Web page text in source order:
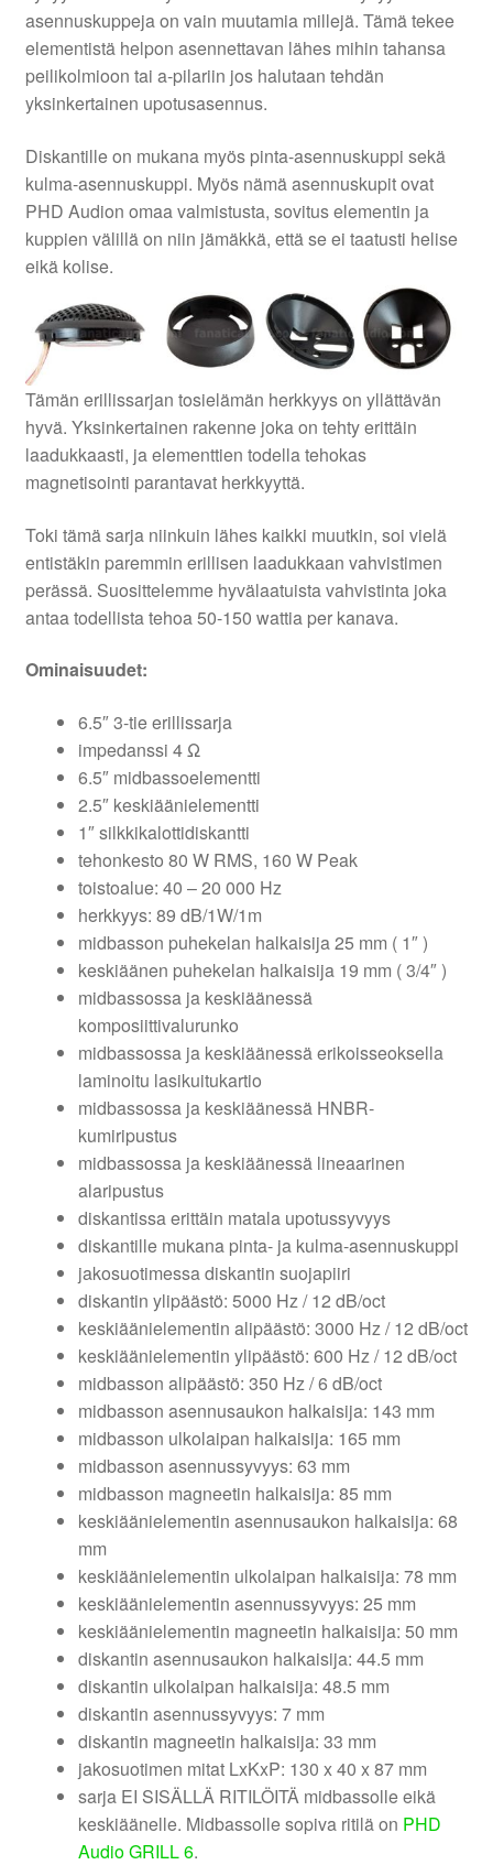
asennuskuppeja on vain muutamia millejä. Tämä tekee
elementistä helpon asennettavan lähes mihin tahansa
peilikolmioon tai a-pilariin jos halutaan tehdän
yksinkertainen upotusasennus.
Diskantille on mukana myös pinta-asennuskuppi sekä
kulma-asennuskuppi. Myös nämä asennuskupit ovat
PHD Audion omaa valmistusta, sovitus elementin ja
kuppien välillä on niin jämäkkä, että se ei taatusti helise
eikä kolise.
Tämän erillissarjan tosielämän herkkyys on yllättävän
hyvä. Yksinkertainen rakenne joka on tehty erittäin
laadukkaasti, ja elementtien todella tehokas
magnetisointi parantavat herkkyyttä.
Toki tämä sarja niinkuin lähes kaikki muutkin, soi vielä
entistäkin paremmin erillisen laadukkaan vahvistimen
perässä. Suosittelemme hyvälaatuista vahvistinta joka
antaa todellista tehoa 50-150 wattia per kanava.
Ominaisuudet:
6.5″ 3-tie erillissarja
impedanssi 4 Ω
6.5″ midbassoelementti
2.5″ keskiäänielementti
1″ silkkikalottidiskantti
tehonkesto 80 W RMS, 160 W Peak
toistoalue: 40 – 20 000 Hz
herkkyys: 89 dB/1W/1m
midbasson puhekelan halkaisija 25 mm ( 1″ )
keskiäänen puhekelan halkaisija 19 mm ( 3/4″ )
midbassossa ja keskiäänessä
komposiittivalurunko
midbassossa ja keskiäänessä erikoisseoksella
laminoitu lasikuitukartio
midbassossa ja keskiäänessä HNBR-
kumiripustus
midbassossa ja keskiäänessä lineaarinen
alaripustus
diskantissa erittäin matala upotussyvyys
diskantille mukana pinta- ja kulma-asennuskuppi
jakosuotimessa diskantin suojapiiri
diskantin ylipäästö: 5000 Hz / 12 dB/oct
keskiäänielementin alipäästö: 3000 Hz / 12 dB/oct
keskiäänielementin ylipäästö: 600 Hz / 12 dB/oct
midbasson alipäästö: 350 Hz / 6 dB/oct
midbasson asennusaukon halkaisija: 143 mm
midbasson ulkolaipan halkaisija: 165 mm
midbasson asennussyvyys: 63 mm
midbasson magneetin halkaisija: 85 mm
keskiäänielementin asennusaukon halkaisija: 68
mm
keskiäänielementin ulkolaipan halkaisija: 78 mm
keskiäänielementin asennussyvyys: 25 mm
keskiäänielementin magneetin halkaisija: 50 mm
diskantin asennusaukon halkaisija: 44.5 mm
diskantin ulkolaipan halkaisija: 48.5 mm
diskantin asennussyvyys: 7 mm
diskantin magneetin halkaisija: 33 mm
jakosuotimen mitat LxKxP: 130 x 40 x 87 mm
sarja EI SISÄLLÄ RITILÖITÄ midbassolle eikä
keskiäänelle. Midbassolle sopiva ritilä on PHD
Audio GRILL 6.